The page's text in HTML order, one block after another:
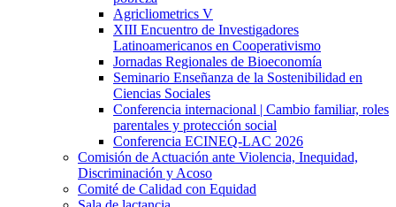
Agricliometrics V
XIII Encuentro de Investigadores
Latinoamericanos en Cooperativismo
Jornadas Regionales de Bioeconomía
Seminario Enseñanza de la Sostenibilidad en
Ciencias Sociales
Conferencia internacional | Cambio familiar, roles
parentales y protección social
Conferencia ECINEQ-LAC 2026
Comisión de Actuación ante Violencia, Inequidad,
Discriminación y Acoso
Comité de Calidad con Equidad